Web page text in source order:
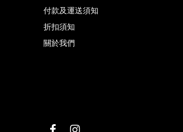
付款及運送須知
折扣須知
關於我們